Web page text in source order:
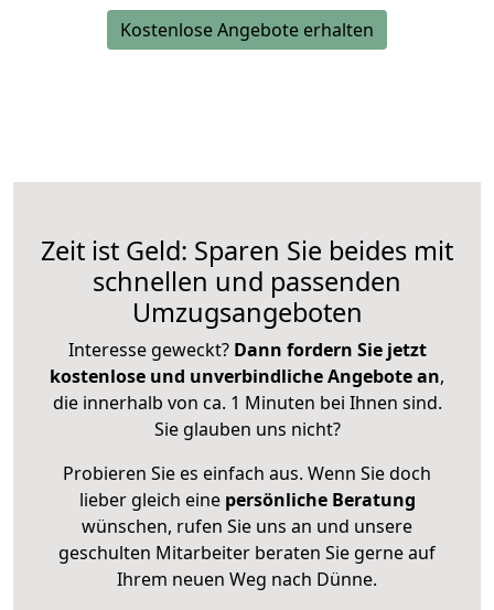
Kostenlose Angebote erhalten
Zeit ist Geld: Sparen Sie beides mit
schnellen und passenden
Umzugsangeboten
Interesse geweckt? Dann fordern Sie jetzt
kostenlose und unverbindliche Angebote an,
die innerhalb von ca. 1 Minuten bei Ihnen sind.
Sie glauben uns nicht?
Probieren Sie es einfach aus. Wenn Sie doch
lieber gleich eine persönliche Beratung
wünschen, rufen Sie uns an und unsere
geschulten Mitarbeiter beraten Sie gerne auf
Ihrem neuen Weg nach Dünne.